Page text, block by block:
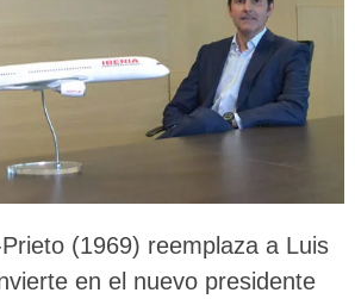
(1969) reemplaza a Luis
en el nuevo presidente